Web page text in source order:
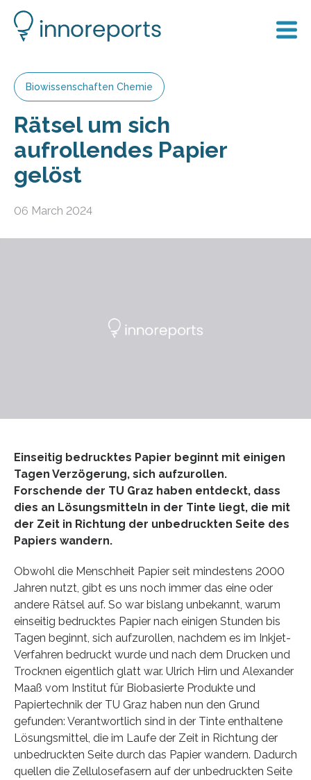
Biowissenschaften Chemie
Rätsel um sich
aufrollendes Papier
gelöst
06 March 2024
Einseitig bedrucktes Papier beginnt mit einigen
Tagen Verzögerung, sich aufzurollen.
Forschende der TU Graz haben entdeckt, dass
dies an Lösungsmitteln in der Tinte liegt, die mit
der Zeit in Richtung der unbedruckten Seite des
Papiers wandern.
Obwohl die Menschheit Papier seit mindestens 2000
Jahren nutzt, gibt es uns noch immer das eine oder
andere Rätsel auf. So war bislang unbekannt, warum
einseitig bedrucktes Papier nach einigen Stunden bis
Tagen beginnt, sich aufzurollen, nachdem es im Inkjet-
Verfahren bedruckt wurde und nach dem Drucken und
Trocknen eigentlich glatt war. Ulrich Hirn und Alexander
Maaß vom Institut für Biobasierte Produkte und
Papiertechnik der TU Graz haben nun den Grund
gefunden: Verantwortlich sind in der Tinte enthaltene
Lösungsmittel, die im Laufe der Zeit in Richtung der
unbedruckten Seite durch das Papier wandern. Dadurch
quellen die Zellulosefasern auf der unbedruckten Seite